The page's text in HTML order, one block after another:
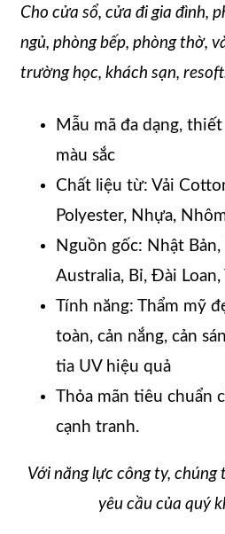
Cho cửa sổ, cửa đi gia đình,
ngủ, phòng bếp, phòng thờ,
trường học, khách sạn,
Mẫu mã đa dạng,
màu sắc
Chất liệu từ: Vải
Polyester, Nhựa,
Nguồn gốc: Nhật
Australia, Bỉ, Đài Loan,
Tính năng: Thẩm mỹ
toàn, cản nắng, cản
tia UV hiệu quả
Thỏa mãn tiêu chuẩn
cạnh tranh.
Với năng lực công ty,
yêu cầu của quý